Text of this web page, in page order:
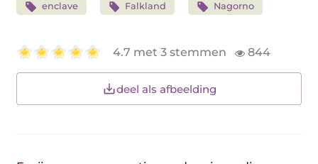
enclave Falkland Nagorno
4.7 met 3 stemmen 844
deel als afbeelding